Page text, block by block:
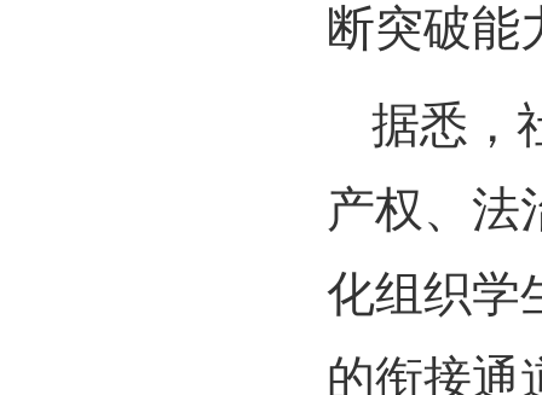
断突破能
据悉，
产权、法
化组织学
的衔接通